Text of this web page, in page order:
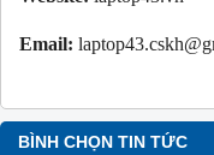
Email:
BÌNH CHỌN TIN TỨC